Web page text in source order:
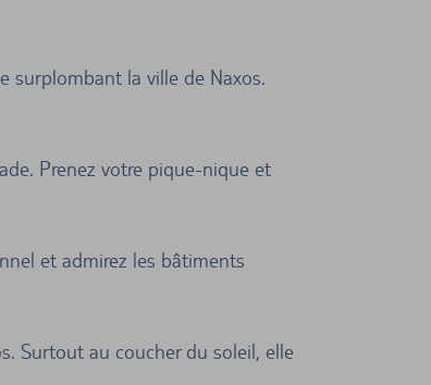
surplombant la ville de Naxos.
Prenez votre pique-nique et
et admirez les bâtiments
Surtout au coucher du soleil, elle